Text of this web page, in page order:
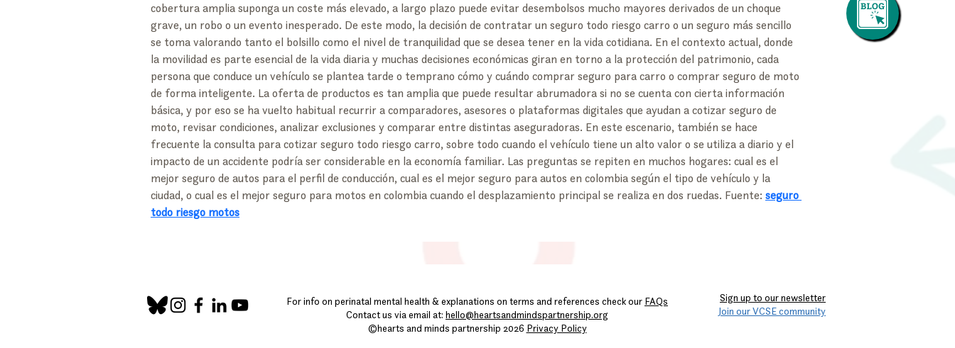
cobertura amplia suponga un coste más elevado, a largo plazo puede evitar desembolsos mucho mayores derivados de un choque
grave, un robo o un evento inesperado. De este modo, la decisión de contratar un seguro todo riesgo carro o un seguro más sencillo
se toma valorando tanto el bolsillo como el nivel de tranquilidad que se desea tener en la vida cotidiana. En el contexto actual, donde
la movilidad es parte esencial de la vida diaria y muchas decisiones económicas giran en torno a la protección del patrimonio, cada
persona que conduce un vehículo se plantea tarde o temprano cómo y cuándo comprar seguro para carro o comprar seguro de moto
de forma inteligente. La oferta de productos es tan amplia que puede resultar abrumadora si no se cuenta con cierta información
básica, y por eso se ha vuelto habitual recurrir a comparadores, asesores o plataformas digitales que ayudan a cotizar seguro de
moto, revisar condiciones, analizar exclusiones y comparar entre distintas aseguradoras. En este escenario, también se hace
frecuente la consulta para cotizar seguro todo riesgo carro, sobre todo cuando el vehículo tiene un alto valor o se utiliza a diario y el
impacto de un accidente podría ser considerable en la economía familiar. Las preguntas se repiten en muchos hogares: cual es el
mejor seguro de autos para el perfil de conducción, cual es el mejor seguro para autos en colombia según el tipo de vehículo y la
ciudad, o cual es el mejor seguro para motos en colombia cuando el desplazamiento principal se realiza en dos ruedas. Fuente: seguro
todo riesgo motos
For info on perinatal mental health & explanations on terms and references check our FAQs
Contact us via email at: hello@heartsandmindspartnership.org
©hearts and minds partnership 2026 Privacy Policy
Sign up to our newsletter
Join our VCSE community